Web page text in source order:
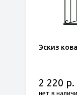
Эскиз
2 220 р.
нет в